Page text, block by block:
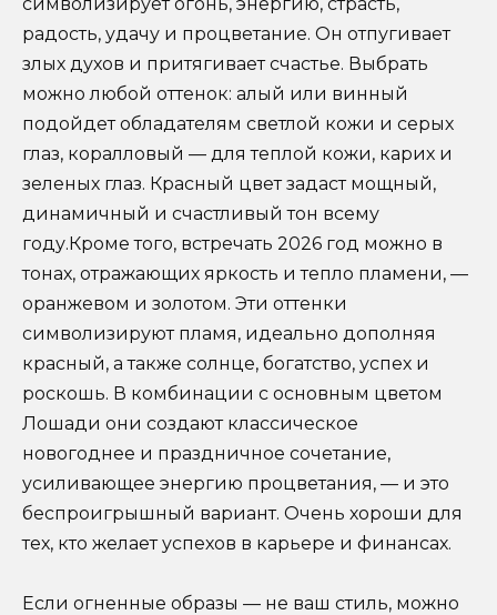
радость, удачу и процветание. Он отпугивает
злых духов и притягивает счастье. Выбрать
можно любой оттенок: алый или винный
подойдет обладателям светлой кожи и серых
глаз, коралловый — для теплой кожи, карих и
зеленых глаз. Красный цвет задаст мощный,
динамичный и счастливый тон всему
году.Кроме того, встречать 2026 год можно в
тонах, отражающих яркость и тепло пламени, —
оранжевом и золотом. Эти оттенки
символизируют пламя, идеально дополняя
красный, а также солнце, богатство, успех и
роскошь. В комбинации с основным цветом
Лошади они создают классическое
новогоднее и праздничное сочетание,
усиливающее энергию процветания, — и это
беспроигрышный вариант. Очень хороши для
тех, кто желает успехов в карьере и финансах.
Если огненные образы — не ваш стиль, можно